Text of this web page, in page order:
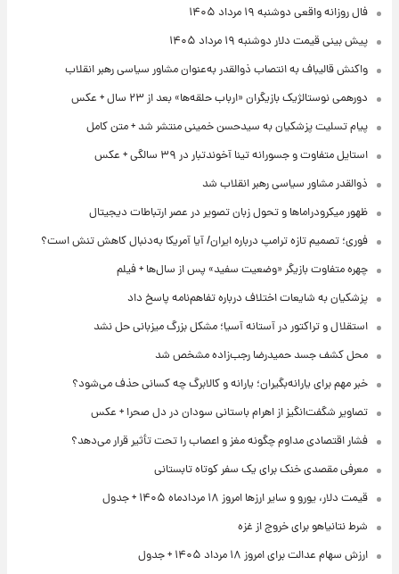
فال روزانه واقعی دوشنبه ۱۹ مرداد ۱۴۰۵
پیش‌ بینی قیمت دلار دوشنبه ۱۹ مرداد ۱۴۰۵
واکنش قالیباف به انتصاب ذوالقدر به‌عنوان مشاور سیاسی رهبر انقلاب
دورهمی نوستالژیک بازیگران «ارباب حلقه‌ها» بعد از ۲۳ سال + عکس
پیام تسلیت پزشکیان به سیدحسن خمینی منتشر شد + متن کامل
استایل متفاوت و جسورانه تینا آخوندتبار در ۳۹ سالگی + عکس
ذوالقدر مشاور سیاسی رهبر انقلاب شد
ظهور میکرودراماها و تحول زبان تصویر در عصر ارتباطات دیجیتال
فوری؛ تصمیم تازه ترامپ درباره ایران/ آیا آمریکا به‌دنبال کاهش تنش است؟
چهره متفاوت بازیگر «وضعیت سفید» پس از سال‌ها + فیلم
پزشکیان به شایعات اختلاف درباره تفاهم‌نامه پاسخ داد
استقلال و تراکتور در آستانه آسیا؛ مشکل بزرگ میزبانی حل نشد
محل کشف جسد حمیدرضا رجب‌زاده مشخص شد
خبر مهم برای یارانه‌بگیران؛ یارانه و کالابرگ چه کسانی حذف می‌شود؟
تصاویر شگفت‌انگیز از اهرام باستانی سودان در دل صحرا + عکس
فشار اقتصادی مداوم چگونه مغز و اعصاب را تحت تأثیر قرار می‌دهد؟
معرفی مقصدی خنک برای یک سفر کوتاه تابستانی
قیمت دلار، یورو و سایر ارزها امروز ۱۸ مردادماه ۱۴۰۵ + جدول
شرط نتانیاهو برای خروج از غزه
ارزش سهام عدالت برای امروز ۱۸ مرداد ۱۴۰۵ + جدول